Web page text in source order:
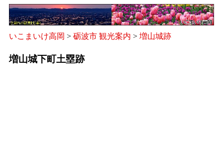
いこまいけ高岡 > 砺波市 観光案内 > 増山城跡
増山城下町土塁跡